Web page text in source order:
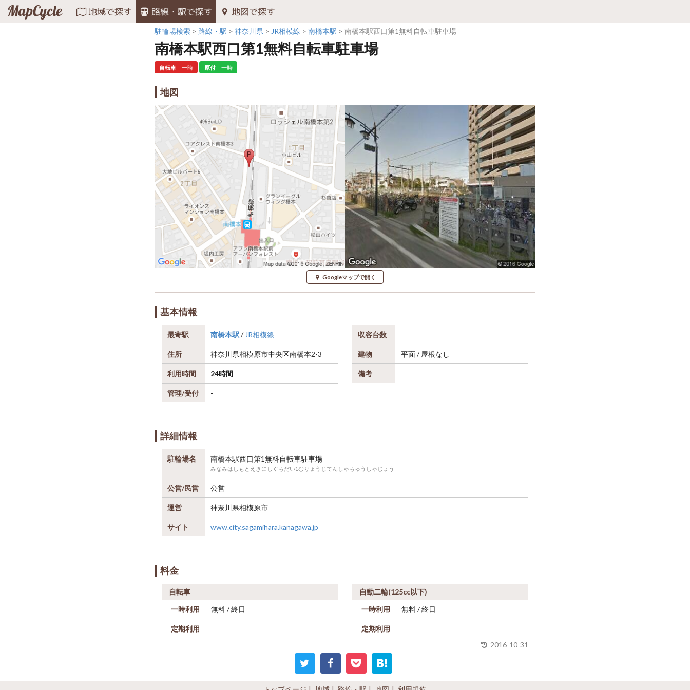
MapCycle 地域で探す 路線・駅で探す 地図で探す
駐輪場検索 路線・駅 神奈川県 JR相模線 南橋本駅 南橋本駅西口第1無料自転車駐車場
南橋本駅西口第1無料自転車駐車場
自転車 一時 原付 一時
地図
Googleマップで開く
基本情報
最寄駅 南橋本駅 / JR相模線
住所 神奈川県相模原市中央区南橋本2-3
利用時間 24時間
管理/受付 -
収容台数 -
建物 平面 / 屋根なし
備考
詳細情報
駐輪場名 南橋本駅西口第1無料自転車駐車場
みなみはしもとえきにしぐちだい1むりょうじてんしゃちゅうしゃじょう
公営/民営 公営
運営 神奈川県相模原市
サイト www.city.sagamihara.kanagawa.jp
料金
自転車
一時利用
無料 / 終日
定期利用 -
自動二輪(125cc以下)
一時利用
無料 / 終日
定期利用
-
2016-10-31